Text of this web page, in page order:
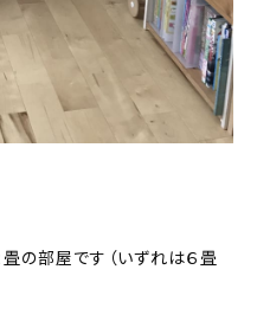
の部屋です（いずれは６畳